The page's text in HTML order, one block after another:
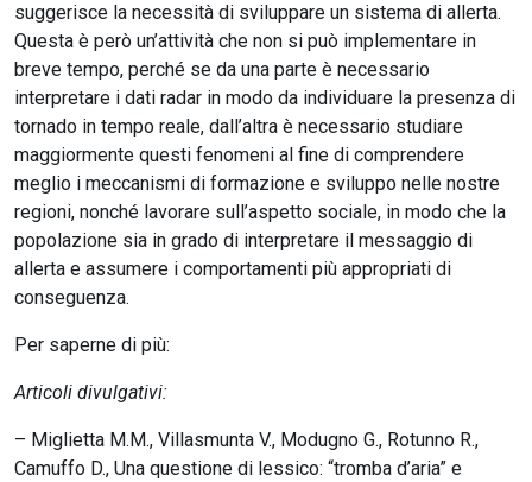
suggerisce la necessità di sviluppare un sistema di allerta.
Questa è però un’attività che non si può implementare in
breve tempo, perché se da una parte è necessario
interpretare i dati radar in modo da individuare la presenza di
tornado in tempo reale, dall’altra è necessario studiare
maggiormente questi fenomeni al fine di comprendere
meglio i meccanismi di formazione e sviluppo nelle nostre
regioni, nonché lavorare sull’aspetto sociale, in modo che la
popolazione sia in grado di interpretare il messaggio di
allerta e assumere i comportamenti più appropriati di
conseguenza.
Per saperne di più:
Articoli divulgativi:
– Miglietta M.M., Villasmunta V., Modugno G., Rotunno R.,
Camuffo D., Una questione di lessico: “tromba d’aria” e